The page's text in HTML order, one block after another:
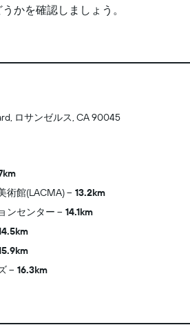
かを確認しましょう。
ロサンゼルス, CA 90045
術館(LACMA)
13.2km
ンセンター
14.1km
16.3km